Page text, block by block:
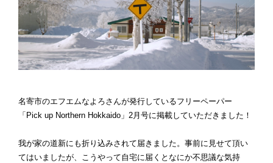
名寄市のエフエムなよろさんが発行しているフリーペーパー
「Pick up Northern Hokkaido」2月号に掲載していただきました！
我が家の道新にも折り込みされて届きました。事前に見せて頂い
てはいましたが、こうやって自宅に届くとなにか不思議な気持